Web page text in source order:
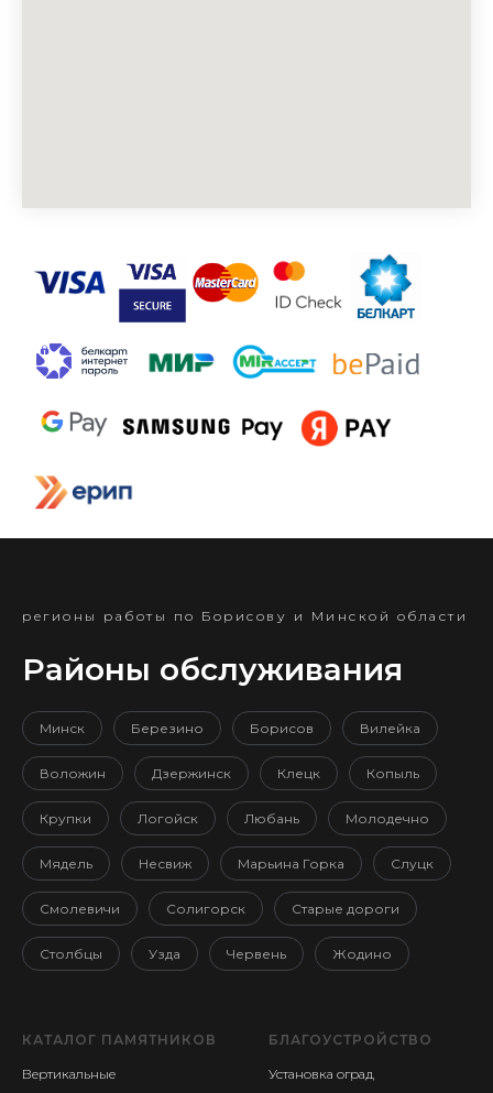
регионы работы по Борисову и Минской области
Районы обслуживания
Минск Березино Борисов Вилейка
Воложин Дзержинск Клецк Копыль
Крупки Логойск Любань Молодечно
Мядель Несвиж Марьина Горка Слуцк
Смолевичи Солигорск Старые дороги
Столбцы Узда Червень Жодино
КАТАЛОГ ПАМЯТНИКОВ
Вертикальные
БЛАГОУСТРОЙСТВО
Установка оград